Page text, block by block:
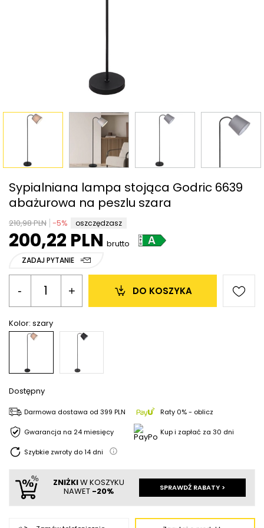
Sypialniana lampa stojąca Godric 6639
abażurowa na peszlu szara
210,98 PLN -5% oszczędzasz
200,22 PLN brutto
ZADAJ PYTANIE
Kolor: szary
- + DO KOSZYKA
Dostępny
Darmowa dostawa od 399 PLN Raty 0% - oblicz
Gwarancja na 24 miesięcy Kup i zapłać za 30 dni
Szybkie zwroty do14 dni
ZNIŻKIW KOSZYKU
NAWET -20% SPRAWDŹ RABATY >